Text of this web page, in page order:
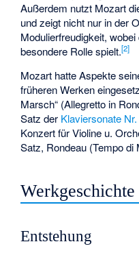
Außerdem nutzt Mozart
und zeigt nicht nur in der
Modulierfreudigkeit,
besondere Rolle spielt.[2]
Mozart hatte Aspekte
früheren Werken
Marsch“ (Allegretto in
Satz der Klaviersonate
Konzert für Violine u.
Satz, Rondeau (Tempo di
Werkgeschichte
Entstehung